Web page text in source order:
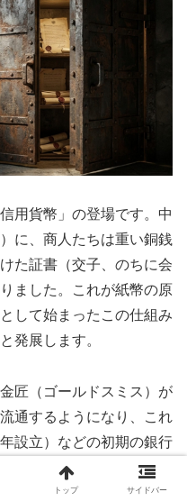
用貨幣」の登場です。中
に、商人たちは重い銅銭
た証書（交子、のちに会
ました。これが紙幣の原
して始まったこの仕組み
発展します。
匠（ゴールドスミス）が
通するようになり、これ
設立）などの初期の銀行
は、物理的な金属を持ち
を飛躍的に容易にしまし
トップ サイドバー